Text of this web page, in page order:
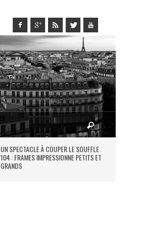
UN SPECTACLE À COUPER LE SOUFFLE AU
104 : FRAMES IMPRESSIONNE PETITS ET
GRANDS